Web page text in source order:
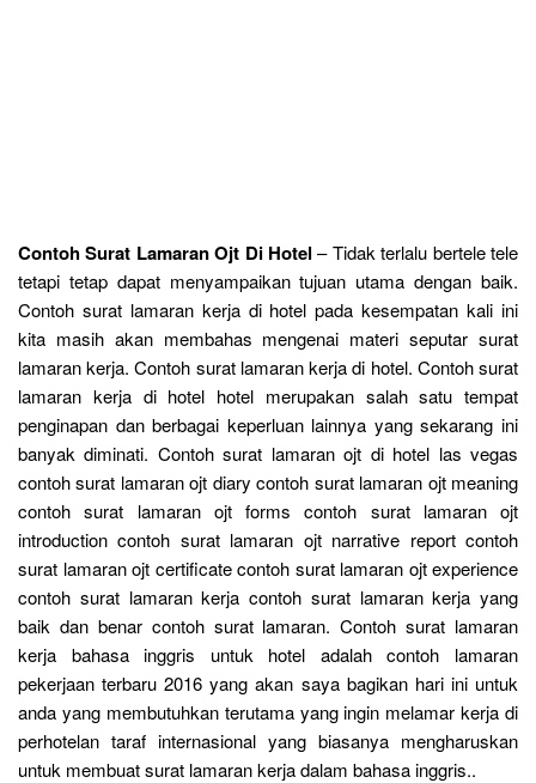
Contoh Surat Lamaran Ojt Di Hotel – Tidak terlalu bertele tele
tetapi tetap dapat menyampaikan tujuan utama dengan baik.
Contoh surat lamaran kerja di hotel pada kesempatan kali ini
kita masih akan membahas mengenai materi seputar surat
lamaran kerja. Contoh surat lamaran kerja di hotel. Contoh surat
lamaran kerja di hotel hotel merupakan salah satu tempat
penginapan dan berbagai keperluan lainnya yang sekarang ini
banyak diminati. Contoh surat lamaran ojt di hotel las vegas
contoh surat lamaran ojt diary contoh surat lamaran ojt meaning
contoh surat lamaran ojt forms contoh surat lamaran ojt
introduction contoh surat lamaran ojt narrative report contoh
surat lamaran ojt certificate contoh surat lamaran ojt experience
contoh surat lamaran kerja contoh surat lamaran kerja yang
baik dan benar contoh surat lamaran. Contoh surat lamaran
kerja bahasa inggris untuk hotel adalah contoh lamaran
pekerjaan terbaru 2016 yang akan saya bagikan hari ini untuk
anda yang membutuhkan terutama yang ingin melamar kerja di
perhotelan taraf internasional yang biasanya mengharuskan
untuk membuat surat lamaran kerja dalam bahasa inggris..